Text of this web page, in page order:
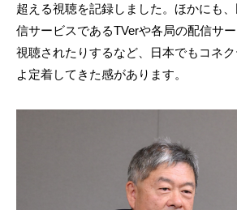
超える視聴を記録しました。ほかにも
信サービスであるTVerや各局の配信サ
視聴されたりするなど、日本でもコネ
よ定着してきた感があります。